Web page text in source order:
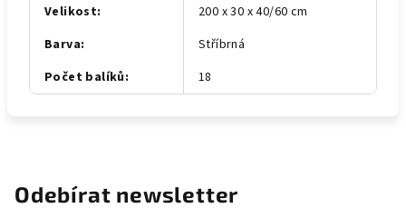
Velikost:
200 x 30 x 40/60 cm
Barva:
Stříbrná
Počet balíků: 18
Odebírat newsletter